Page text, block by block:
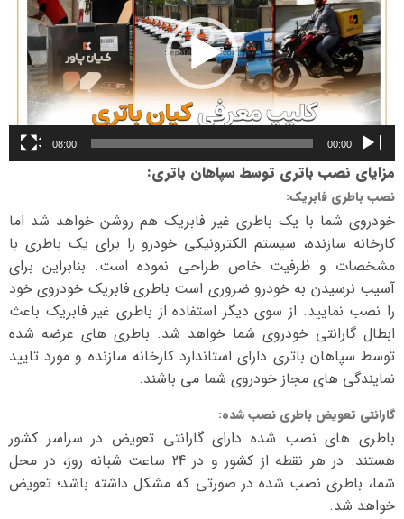
00:00
08:00
مزایای نصب باتری توسط سپاهان باتری:
نصب باطری فابریک:
خودروی شما با یک باطری غیر فابریک هم روشن خواهد شد اما
کارخانه سازنده، سیستم الکترونیکی خودرو را برای یک باطری با
مشخصات و ظرفیت خاص طراحی نموده است. بنابراین برای
آسیب نرسیدن به خودرو ضروری است باطری فابریک خودروی خود
را نصب نمایید. از سوی دیگر استفاده از باطری غیر فابریک باعث
ابطال گارانتی خودروی شما خواهد شد. باطری های عرضه شده
توسط سپاهان باتری دارای استاندارد کارخانه سازنده و مورد تایید
نمایندگی های مجاز خودروی شما می باشند.
گارانتی تعویض باطری نصب شده:
باطری های نصب شده دارای گارانتی تعویض در سراسر کشور
هستند. در هر نقطه از کشور و در 24 ساعت شبانه روز، در محل
شما، باطری نصب شده در صورتی که مشکل داشته باشد؛ تعویض
خواهد شد.